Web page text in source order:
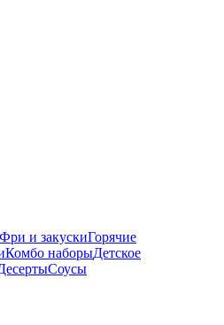
Фри и закускиГорячие
Комбо наборыДетское
Соусы